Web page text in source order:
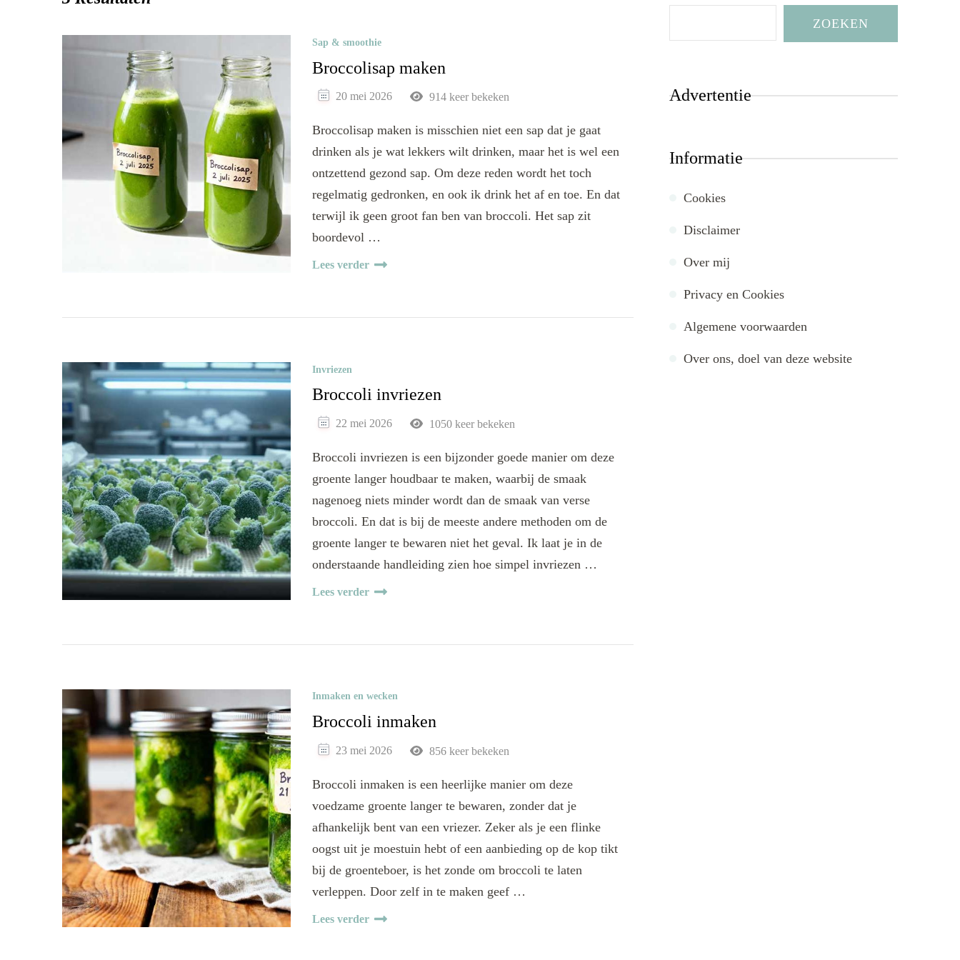
Sap & smoothie
Broccolisap maken
20 mei 2026 914 keer bekeken
Broccolisap maken is misschien niet een sap dat je gaat
drinken als je wat lekkers wilt drinken, maar het is wel een
ontzettend gezond sap. Om deze reden wordt het toch
regelmatig gedronken, en ook ik drink het af en toe. En dat
terwijl ik geen groot fan ben van broccoli. Het sap zit
boordevol …
Lees verder
Invriezen
Broccoli invriezen
22 mei 2026 1050 keer bekeken
Broccoli invriezen is een bijzonder goede manier om deze
groente langer houdbaar te maken, waarbij de smaak
nagenoeg niets minder wordt dan de smaak van verse
broccoli. En dat is bij de meeste andere methoden om de
groente langer te bewaren niet het geval. Ik laat je in de
onderstaande handleiding zien hoe simpel invriezen …
Lees verder
Inmaken en wecken
Broccoli inmaken
23 mei 2026 856 keer bekeken
Broccoli inmaken is een heerlijke manier om deze
voedzame groente langer te bewaren, zonder dat je
afhankelijk bent van een vriezer. Zeker als je een flinke
oogst uit je moestuin hebt of een aanbieding op de kop tikt
bij de groenteboer, is het zonde om broccoli te laten
verleppen. Door zelf in te maken geef …
Lees verder
ZOEKEN
Advertentie
Informatie
Cookies
Disclaimer
Over mij
Privacy en Cookies
Algemene voorwaarden
Over ons, doel van deze website